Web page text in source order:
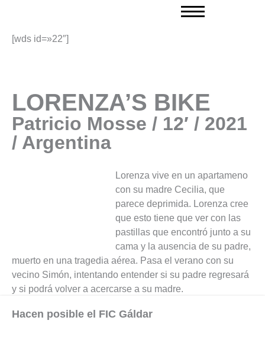
contenido
[wds id=»22″]
LORENZA’S BIKE
Patricio Mosse / 12′ / 2021
/ Argentina
Lorenza vive en un apartameno
con su madre Cecilia, que
parece deprimida. Lorenza cree
que esto tiene que ver con las
pastillas que encontró junto a su
cama y la ausencia de su padre,
muerto en una tragedia aérea. Pasa el verano con su
vecino Simón, intentando entender si su padre regresará
y si podrá volver a acercarse a su madre.
Hacen posible el FIC Gáldar